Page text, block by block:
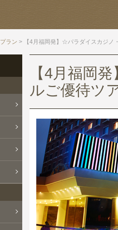
ラン > 【4月福岡発】☆パラダイスカジノ
【4月福岡
ルご優待ツ